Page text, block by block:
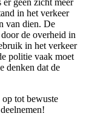
in het verkeer
van dien. De
de overheid in
in het verkeer
politie vaak moet
denken dat de
tot bewuste